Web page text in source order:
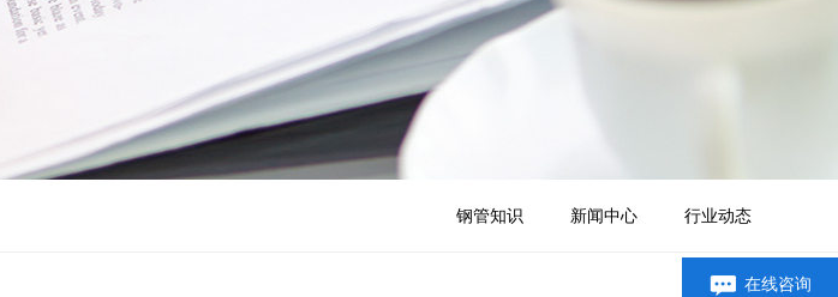
钢管知识 新闻中心 行业动态
在线咨询